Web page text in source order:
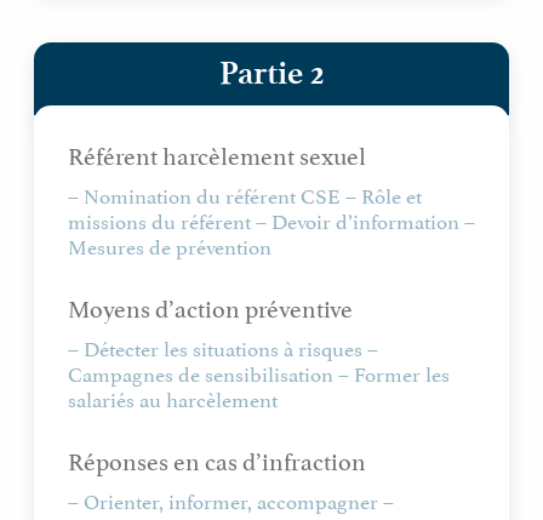
Partie 2
Référent harcèlement sexuel
– Nomination du référent CSE – Rôle et
missions du référent – Devoir d’information –
Mesures de prévention
Moyens d’action préventive
– Détecter les situations à risques –
Campagnes de sensibilisation – Former les
salariés au harcèlement
Réponses en cas d’infraction
– Orienter, informer, accompagner –